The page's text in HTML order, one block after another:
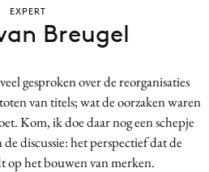
gesproken over de reorganisaties
van titels; wat de oorzaken waren
Kom, ik doe daar nog een schepje
discussie: het perspectief dat de
op het bouwen van merken.
EXPERT
Breugel